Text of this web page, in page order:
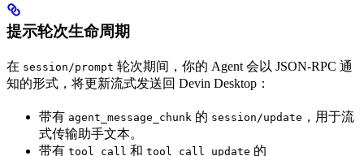
提示轮次生命周期
在 session/prompt 轮次期间，你的 Agent 会以 JSON-RPC 通
知的形式，将更新流式发送回 Devin Desktop：
带有 agent_message_chunk 的 session/update ，用于流
式传输助手文本。
带有 tool_call 和 tool_call_update 的